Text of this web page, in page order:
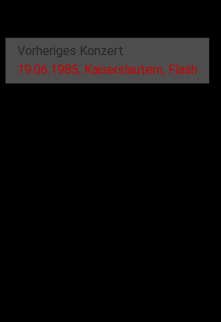
Vorheriges Konzert
19.06.1985, Kaiserslautern, Flash